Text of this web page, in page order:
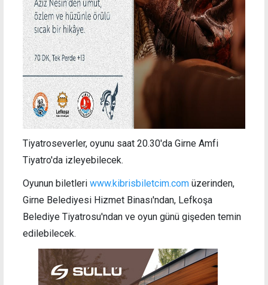
Tiyatroseverler, oyunu saat 20.30'da Girne Amfi
Tiyatro'da izleyebilecek.
Oyunun biletleri www.kibrisbiletcim.com üzerinden,
Girne Belediyesi Hizmet Binası'ndan, Lefkoşa
Belediye Tiyatrosu'ndan ve oyun günü gişeden temin
edilebilecek.